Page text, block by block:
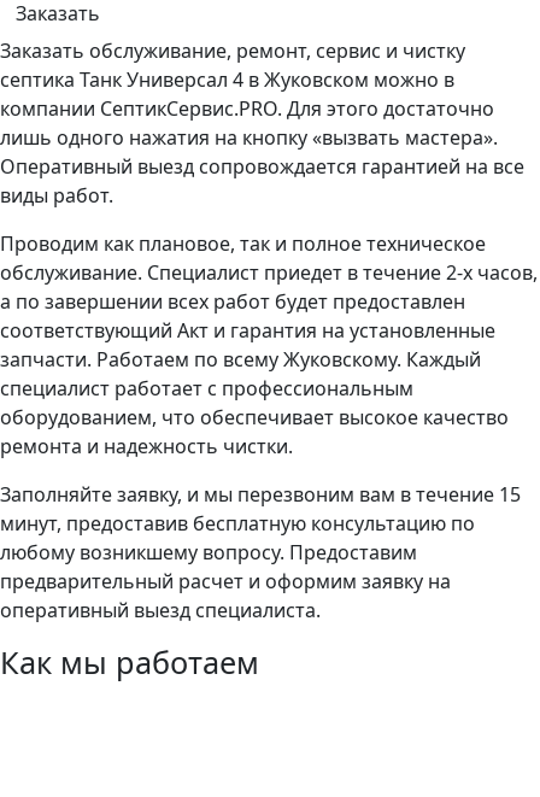
Заказать
Заказать обслуживание, ремонт, сервис и чистку
септика Танк Универсал 4 в Жуковском можно в
компании СептикСервис.PRO. Для этого достаточно
лишь одного нажатия на кнопку «вызвать мастера».
Оперативный выезд сопровождается гарантией на все
виды работ.
Проводим как плановое, так и полное техническое
обслуживание. Специалист приедет в течение 2-х часов,
а по завершении всех работ будет предоставлен
соответствующий Акт и гарантия на установленные
запчасти. Работаем по всему Жуковскому. Каждый
специалист работает с профессиональным
оборудованием, что обеспечивает высокое качество
ремонта и надежность чистки.
Заполняйте заявку, и мы перезвоним вам в течение 15
минут, предоставив бесплатную консультацию по
любому возникшему вопросу. Предоставим
предварительный расчет и оформим заявку на
оперативный выезд специалиста.
Как мы работаем